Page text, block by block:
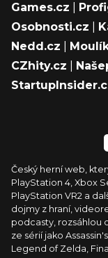
Games.cz
Osobnosti.cz
Nedd.cz
CZhity.cz
Český herní web,
PlayStation 4, Xbox
PlayStation VR2 a
dojmy z hraní,
podcasty, rozsáhlou
ze sérií jako
Legend of Zelda,